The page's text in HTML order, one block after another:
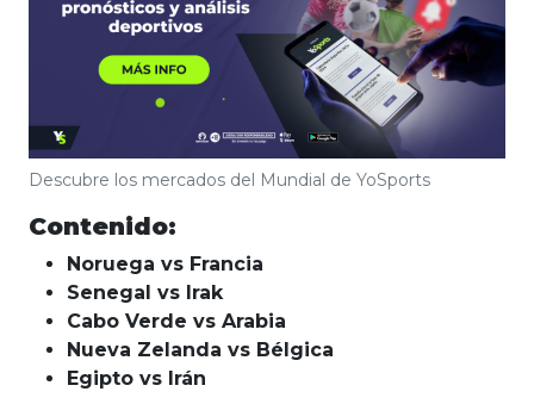
Descubre los mercados del Mundial de YoSports
Contenido:
Noruega vs Francia
Senegal vs Irak
Cabo Verde vs Arabia
Nueva Zelanda vs Bélgica
Egipto vs Irán